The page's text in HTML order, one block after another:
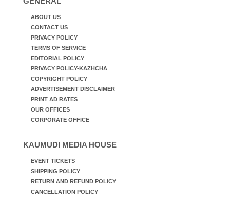
ABOUT US
CONTACT US
PRIVACY POLICY
TERMS OF SERVICE
EDITORIAL POLICY
PRIVACY POLICY-KAZHCHA
COPYRIGHT POLICY
ADVERTISEMENT DISCLAIMER
PRINT AD RATES
OUR OFFICES
CORPORATE OFFICE
KAUMUDI MEDIA HOUSE
EVENT TICKETS
SHIPPING POLICY
RETURN AND REFUND POLICY
CANCELLATION POLICY